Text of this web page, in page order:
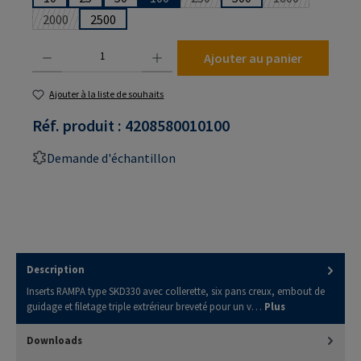
(Cette option n'est pas(Cette option
2000(Cette option n'est pas disponible pour le moment.)
2500
Ajouter au panier
Ajouter à la liste de souhaits
Réf. produit : 4208580010100
Demande d'échantillon
Description
Inserts RAMPA type SKD330 avec collerette, six pans creux, embout de
guidage et filetage triple extrérieur breveté pour un v… Plus
Downloads